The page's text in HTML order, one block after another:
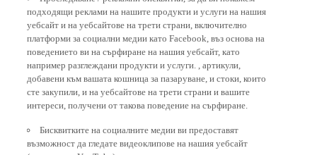
уебсайт и на уебсайтове на трети страни, включително
платформи за социални медии като Facebook, въз основа на
поведението ви на сърфиране на нашия уебсайт, като
добавени към вашата кошница за пазаруване, и стоки, които
сте закупили, и на уебсайтове на трети страни и вашите
интереси, получени от такова поведение на сърфиране.
Бисквитките на социалните медии ви предоставят
възможност да гледате видеоклипове на нашия уебсайт
(например в YouTube), а също така ви позволяват лесно да